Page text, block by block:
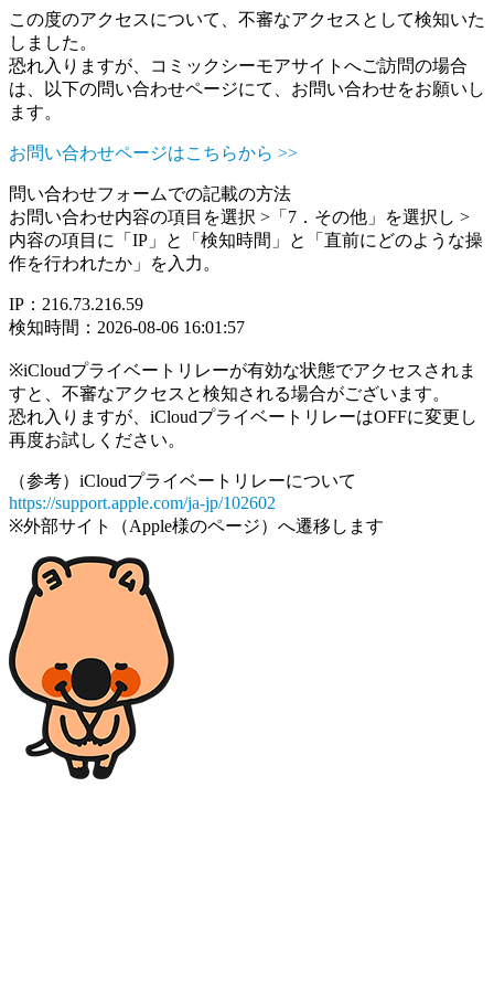
この度のアクセスについて、不審なアクセスとして検知いた
しました。
恐れ入りますが、コミックシーモアサイトへご訪問の場合
は、以下の問い合わせページにて、お問い合わせをお願いし
ます。
お問い合わせページはこちらから >>
問い合わせフォームでの記載の方法
お問い合わせ内容の項目を選択 >「7．その他」を選択し >
内容の項目に「IP」と「検知時間」と「直前にどのような操
作を行われたか」を入力。
IP：216.73.216.59
検知時間：2026-08-06 16:01:57
※iCloudプライベートリレーが有効な状態でアクセスされま
すと、不審なアクセスと検知される場合がございます。
恐れ入りますが、iCloudプライベートリレーはOFFに変更し
再度お試しください。
（参考）iCloudプライベートリレーについて
https://support.apple.com/ja-jp/102602
※外部サイト（Apple様のページ）へ遷移します